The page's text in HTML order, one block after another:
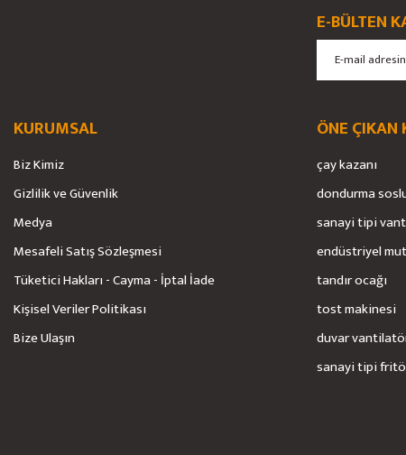
E-BÜLTEN
KURUMSAL
Biz Kimiz
Gizlilik ve Güvenlik
Medya
Mesafeli Satış Sözleşmesi
Tüketici Hakları - Cayma - İptal İade
Kişisel Veriler Politikası
Bize Ulaşın
ÖNE ÇIKAN
çay kazanı
dondurma
sanayi tipi
endüstriyel
tandır ocağı
tost makinesi
duvar
sanayi tipi